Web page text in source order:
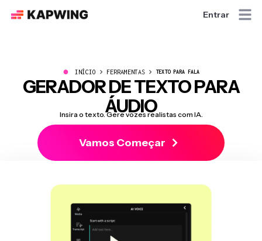
Entrar
● INÍCIO FERRAMENTAS TEXTO PARA FALA
GERADOR DE TEXTO PARA
ÁUDIO
Insira o texto. Gere vozes realistas com IA.
Vamos Começar